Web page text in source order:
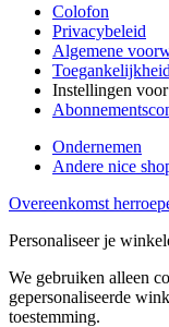
Colofon
Privacybeleid
Algemene
Instellingen
Ondernemen
Andere nice
Overeenkomst
Personaliseer je
We gebruiken alleen
gepersonaliseerde
toestemming.